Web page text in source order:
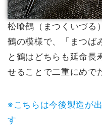
松喰鶴（まつくいづる
鶴の模様で、「まつば
と鶴はどちらも延命長
せることで二重にめで
※こちらは今後製造が
す